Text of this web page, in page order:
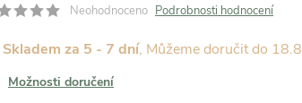
Neohodnoceno Podrobnosti hodnocení
Skladem za 5 - 7 dní
Možnosti doručení